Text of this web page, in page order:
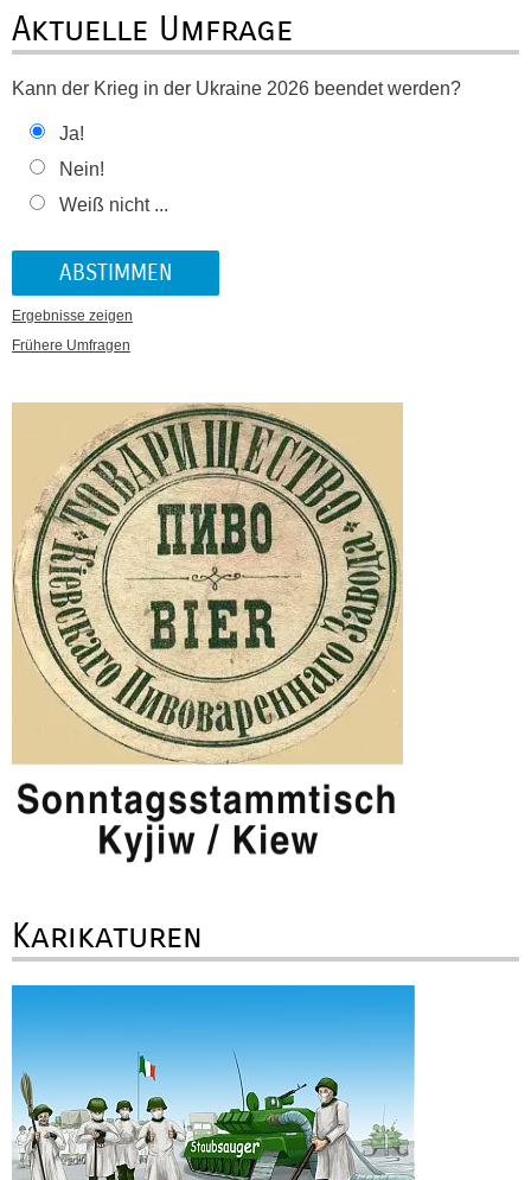
Aktuelle Umfrage
Kann der Krieg in der Ukraine 2026 beendet werden?
Ja!
Nein!
Weiß nicht ...
Ergebnisse zeigen
Frühere Umfragen
Karikaturen